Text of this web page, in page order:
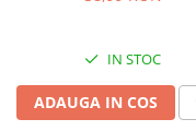
IN STOC
ADAUGA IN COS